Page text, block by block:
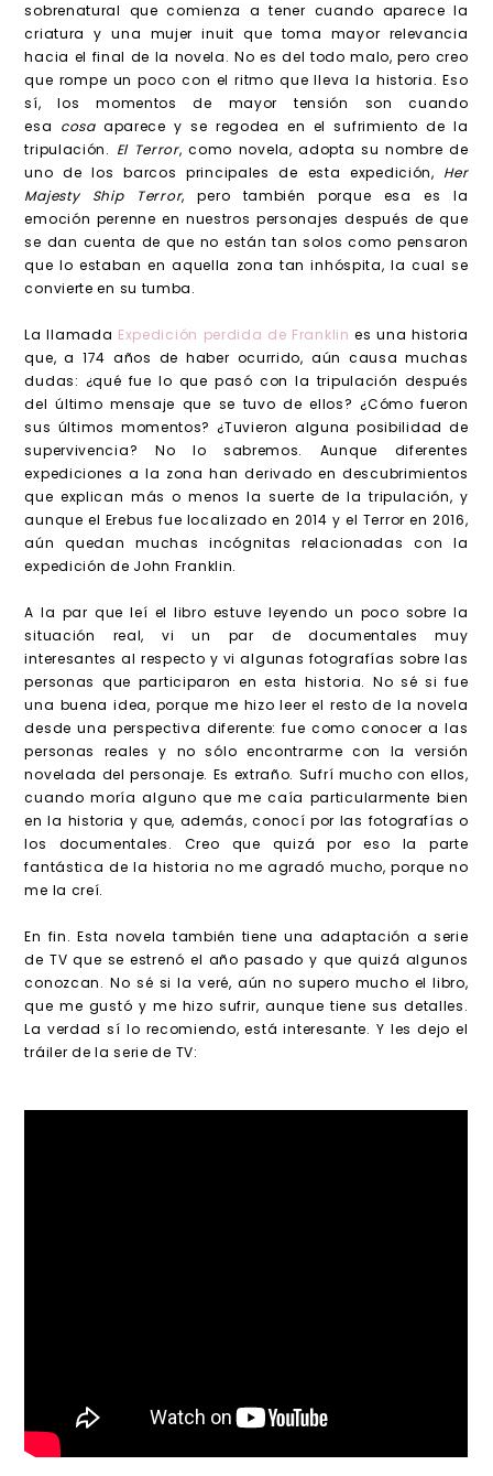
sobrenatural que comienza a tener cuando aparece la
criatura y una mujer inuit que toma mayor relevancia
hacia el final de la novela. No es del todo malo, pero creo
que rompe un poco con el ritmo que lleva la historia. Eso
sí, los momentos de mayor tensión son cuando
esa cosa aparece y se regodea en el sufrimiento de la
tripulación. El Terror, como novela, adopta su nombre de
uno de los barcos principales de esta expedición, Her
Majesty Ship Terror, pero también porque esa es la
emoción perenne en nuestros personajes después de que
se dan cuenta de que no están tan solos como pensaron
que lo estaban en aquella zona tan inhóspita, la cual se
convierte en su tumba.
La llamada Expedición perdida de Franklin es una historia
que, a 174 años de haber ocurrido, aún causa muchas
dudas: ¿qué fue lo que pasó con la tripulación después
del último mensaje que se tuvo de ellos? ¿Cómo fueron
sus últimos momentos? ¿Tuvieron alguna posibilidad de
supervivencia? No lo sabremos. Aunque diferentes
expediciones a la zona han derivado en descubrimientos
que explican más o menos la suerte de la tripulación, y
aunque el Erebus fue localizado en 2014 y el Terror en 2016,
aún quedan muchas incógnitas relacionadas con la
expedición de John Franklin.
A la par que leí el libro estuve leyendo un poco sobre la
situación real, vi un par de documentales muy
interesantes al respecto y vi algunas fotografías sobre las
personas que participaron en esta historia. No sé si fue
una buena idea, porque me hizo leer el resto de la novela
desde una perspectiva diferente: fue como conocer a las
personas reales y no sólo encontrarme con la versión
novelada del personaje. Es extraño. Sufrí mucho con ellos,
cuando moría alguno que me caía particularmente bien
en la historia y que, además, conocí por las fotografías o
los documentales. Creo que quizá por eso la parte
fantástica de la historia no me agradó mucho, porque no
me la creí.
En fin. Esta novela también tiene una adaptación a serie
de TV que se estrenó el año pasado y que quizá algunos
conozcan. No sé si la veré, aún no supero mucho el libro,
que me gustó y me hizo sufrir, aunque tiene sus detalles.
La verdad sí lo recomiendo, está interesante. Y les dejo el
tráiler de la serie de TV: